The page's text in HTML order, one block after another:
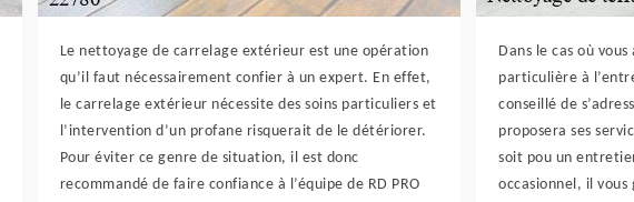
Le nettoyage de carrelage extérieur est une opération
qu’il faut nécessairement confier à un expert. En effet,
le carrelage extérieur nécessite des soins particuliers et
l’intervention d’un profane risquerait de le détériorer.
Pour éviter ce genre de situation, il est donc
recommandé de faire confiance à l’équipe de RD PRO
Dans le cas où
particulière à
conseillé de
proposera ses
soit pou un
occasionnel, il